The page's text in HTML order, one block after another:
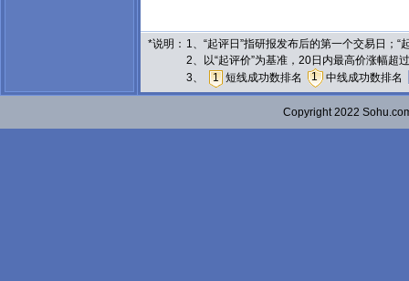
*说明： 1、“起评日”指研报发布后的第一个交易日；
2、以“起评价”为基准，20日内最高价涨幅
3、
1 短线成功数排名 1 中线成功数排名
Copyright 2022